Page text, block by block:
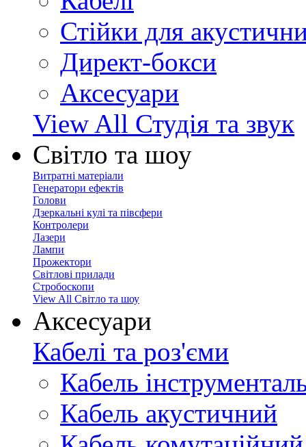
Стійки для
Директ-бокси
Аксесуари
View All Студія та звук
Світло та шоу
Витратні матеріали
Генератори ефектів
Голови
Дзеркальні кулі та півсфери
Контролери
Лазери
Лампи
Прожектори
Світлові прилади
Стробоскопи
View All Світло та шоу
Аксесуари
Кабелі та роз'єми
Кабель
Кабель акустичний